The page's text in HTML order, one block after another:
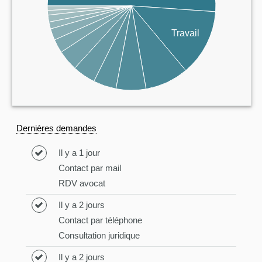
Travail
Dernières demandes
Il y a 1 jour
Contact par mail
RDV avocat
Il y a 2 jours
Contact par téléphone
Consultation juridique
Il y a 2 jours